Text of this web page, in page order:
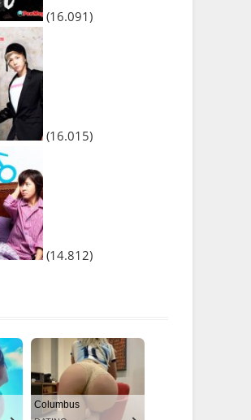
(16.091)
(16.015)
(14.812)